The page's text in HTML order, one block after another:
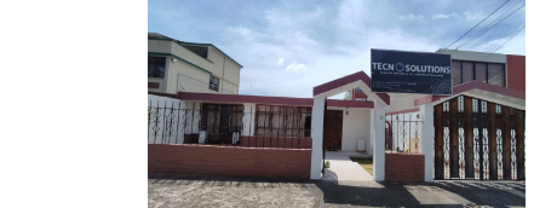
o
o
k
g
r
a
m
s
a
p
p